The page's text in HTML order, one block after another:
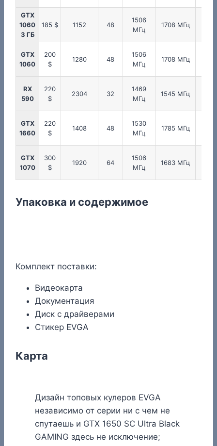
GTX
1060
3 ГБ
185 $ 1152 48
1506
МГц
1708 МГц
GTX
1060
200
$
1280 48
1506
МГц
1708 МГц
RX
590
220
$
2304 32
1469
МГц
1545 МГц
GTX
1660
220
$
1408 48
1530
МГц
1785 МГц
GTX
1070
300
$
1920 64
1506
МГц
1683 МГц
Упаковка и содержимое
Комплект поставки:
Видеокарта
Документация
Диск с драйверами
Стикер EVGA
Карта
Дизайн топовых кулеров EVGA
независимо от серии ни с чем не
спутаешь и GTX 1650 SC Ultra Black
GAMING здесь не исключение;